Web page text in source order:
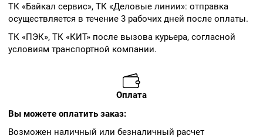
ТК «Байкал сервис», ТК «Деловые линии»: отправка
осуществляется в течение 3 рабочих дней после оплаты.
ТК «ПЭК», ТК «КИТ» после вызова курьера, согласной
условиям транспортной компании.
Оплата
Вы можете оплатить заказ:
Возможен наличный или безналичный расчет